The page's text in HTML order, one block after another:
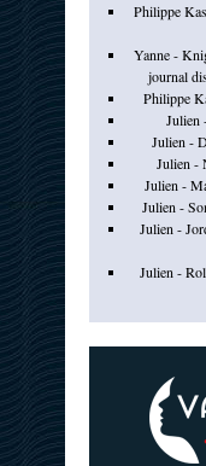
Philippe
Yanne -
journal
Philippe
Julien
Julien -
Julien -
Julien -
Julien -
Julien -
Julien -